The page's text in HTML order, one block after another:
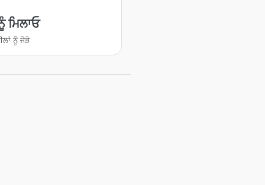
ਮਿਲਾਓ
ਨੂੰ ਜੋੜੋ